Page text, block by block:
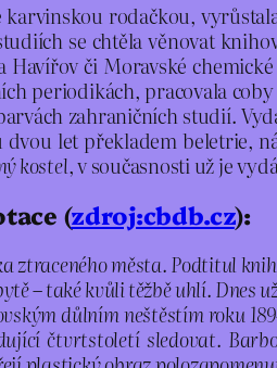
rodačkou,
se chtěla věnovat
Havířov či Moravské
periodikách, pracovala
zahraničních studií.
dvou let překladem beletrie,
kostel, v současnosti už je
(zdroj:cbdb.cz):
ztraceného města. Podtitul
– také kvůli těžbě uhlí. Dnes
důlním neštěstím roku
čtvrtstoletí sledovat.